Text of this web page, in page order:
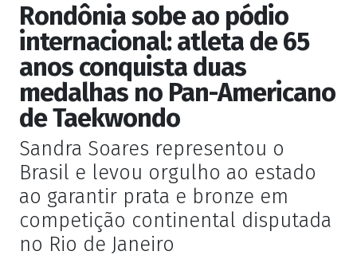
Rondônia sobe ao pódio
internacional: atleta de 65
anos conquista duas
medalhas no Pan-Americano
de Taekwondo
Sandra Soares representou o
Brasil e levou orgulho ao estado
ao garantir prata e bronze em
competição continental disputada
no Rio de Janeiro